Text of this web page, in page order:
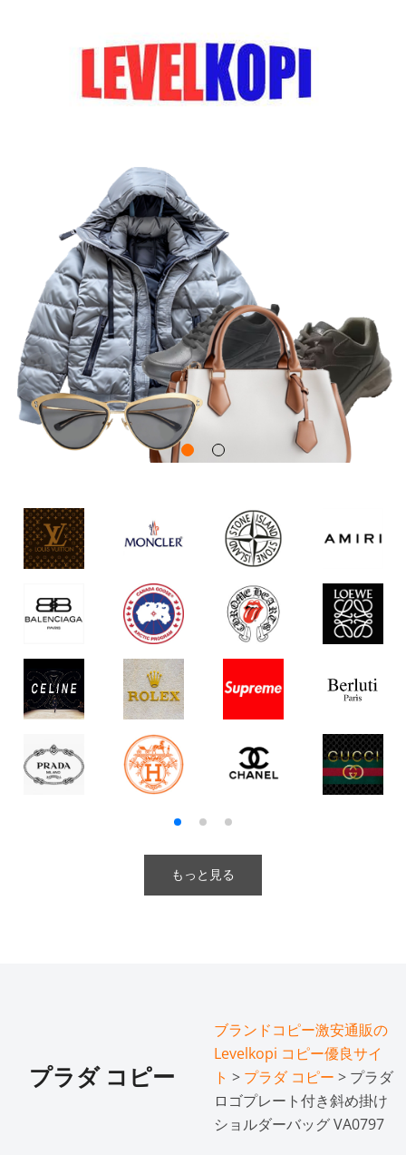
もっと見る
プラダ コピー
ブランドコピー激安通販の
Levelkopi コピー優良サイ
ト > プラダ コピー > プラダ
ロゴプレート付き斜め掛け
ショルダーバッグ VA0797